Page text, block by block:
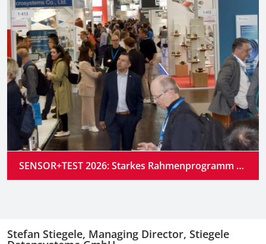
SENSOR+TEST 2026: Starkes Rahmenprogramm auf dem zentralen Treffpunkt der Branche
Stefan Stiegele, Managing Director, Stiegele